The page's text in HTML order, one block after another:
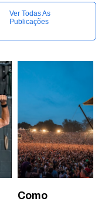
Ver Todas As
Publicações
Como